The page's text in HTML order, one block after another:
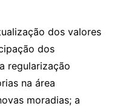
dos valores
dos
regularização
na área
moradias; a